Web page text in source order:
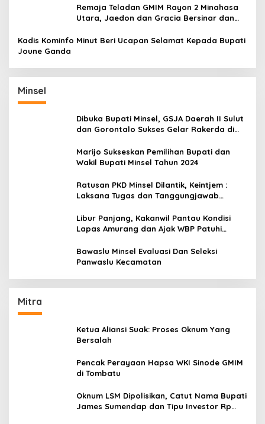
Remaja Teladan GMIM Rayon 2 Minahasa
Utara, Jaedon dan Gracia Bersinar dan
Kadis Kominfo Minut Beri Ucapan Selamat Kepada Bupati
Joune Ganda
Minsel
Dibuka Bupati Minsel, GSJA Daerah II Sulut
dan Gorontalo Sukses Gelar Rakerda di
Marijo Sukseskan Pemilihan Bupati dan
Wakil Bupati Minsel Tahun 2024
Ratusan PKD Minsel Dilantik, Keintjem :
Laksana Tugas dan Tanggungjawab
Libur Panjang, Kakanwil Pantau Kondisi
Lapas Amurang dan Ajak WBP Patuhi
Bawaslu Minsel Evaluasi Dan Seleksi
Panwaslu Kecamatan
Mitra
Ketua Aliansi Suak: Proses Oknum Yang
Bersalah
Pencak Perayaan Hapsa WKI Sinode GMIM
di Tombatu
Oknum LSM Dipolisikan, Catut Nama Bupati
James Sumendap dan Tipu Investor Rp